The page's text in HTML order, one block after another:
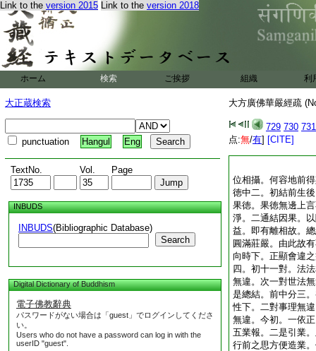
Link to the version 2015 Link to the version 2018
ホーム 検索 ご挨拶 組織 利
大正蔵検索
punctuation Hangul Eng
TextNo. Vol. Page
INBUDS
INBUDS(Bibliographic Database)
Search
Digital Dictionary of Buddhism
電子佛教辭典
パスワードがない場合は「guest」でログインしてくださ
い。
Users who do not have a password can log in with the
userID "guest".
大方廣佛華嚴經疏
729 730 731
点:無/有] [CITE]
位相攝。何容地前
徳中二。初結前生
果徳。果徳無邊上
淨。二通結因果。
益。即有離相故。
圓滿莊嚴。由此故
向時下。正顯會違
四。初十一對。法
無違。次一對世法
是總結。前中分三
性下。二對事理無
無違。今初。一依
五業報。二是引業
行前之思方便造業